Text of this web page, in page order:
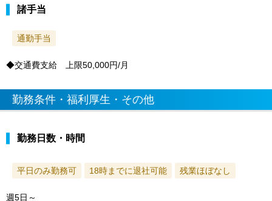
諸手当
通勤手当
◆交通費支給 上限50,000円/月
勤務条件・福利厚生・その他
勤務日数・時間
平日のみ勤務可 18時までに退社可能 残業ほぼなし
週5日～